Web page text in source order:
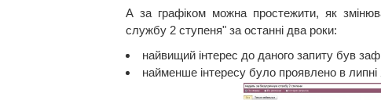
А за графіком можна простежити, як
службу 2 ступеня" за останні два роки:
найвищий інтерес до даного запиту був
найменше інтересу було проявлено в липні